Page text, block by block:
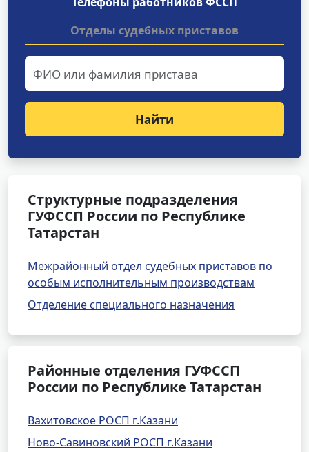
Отделы судебных приставов
Найти
Структурные подразделения
ГУФССП России по Республике
Татарстан
Межрайонный отдел судебных приставов по
особым исполнительным производствам
Отделение специального назначения
Районные отделения ГУФССП
России по Республике Татарстан
Вахитовское РОСП г.Казани
Ново-Савиновский РОСП г.Казани